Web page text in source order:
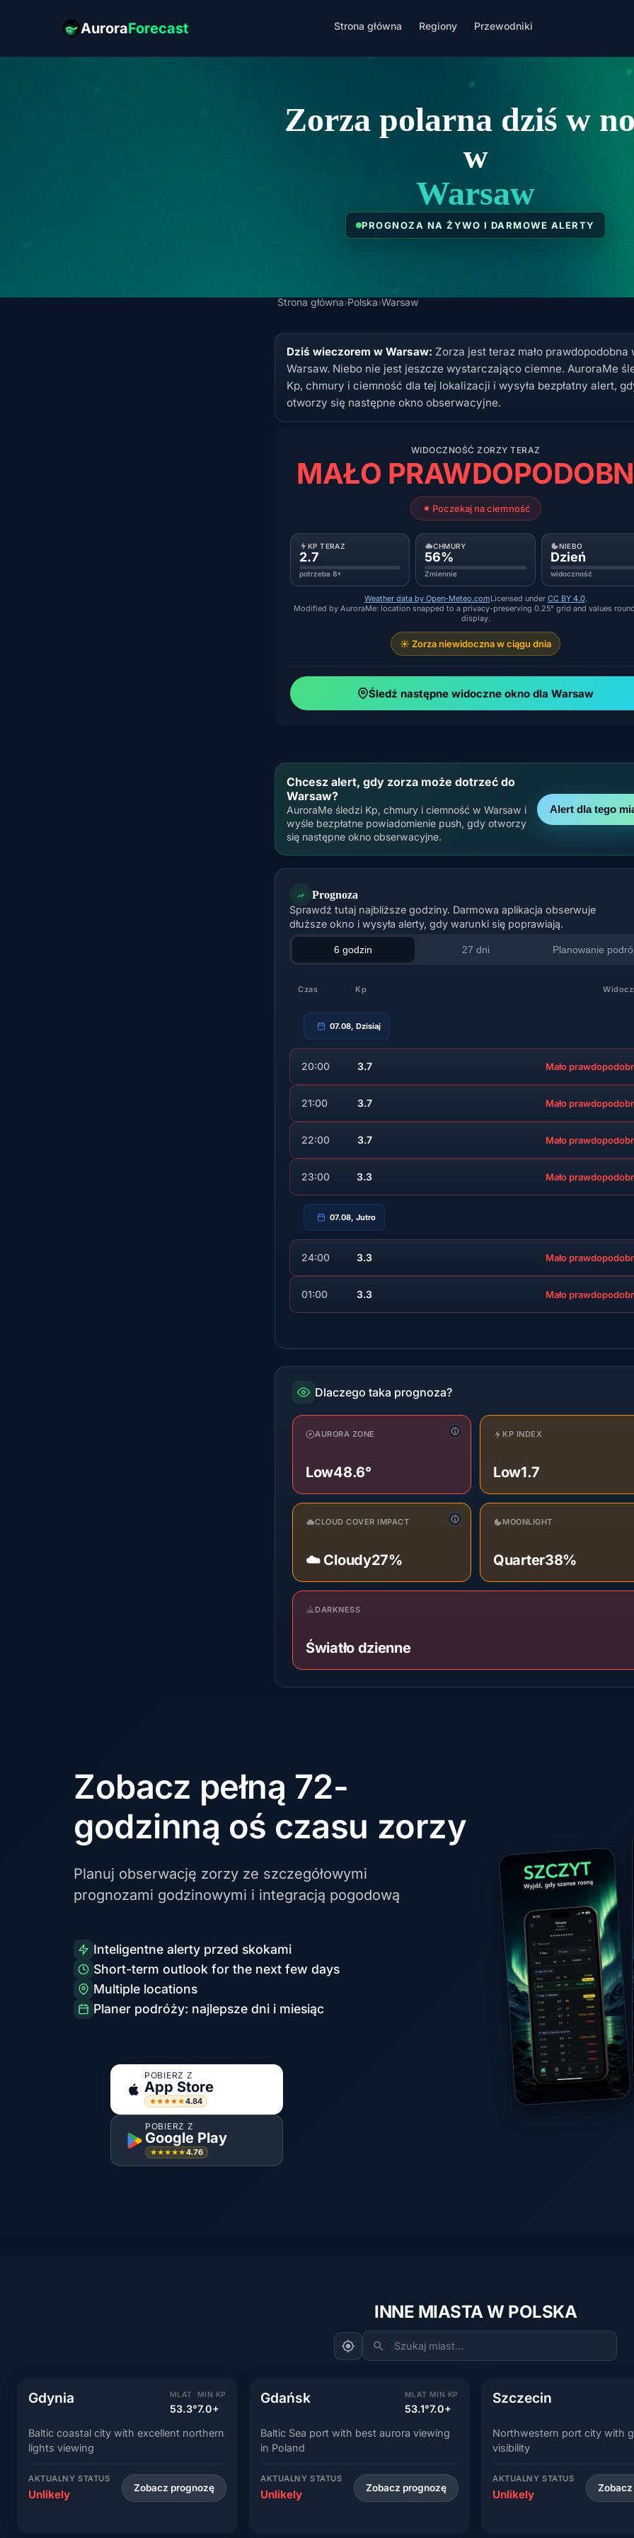
AuroraForecast Strona główna Regiony Przewodniki
Zorza polarna dziś w
w
Warsaw
PROGNOZA NA ŻYWO I DARMOWE ALERTY
Strona główna›Polska›Warsaw
Dziś wieczorem w Warsaw: Zorza jest teraz mało prawdopodobna
Warsaw. Niebo nie jest jeszcze wystarczająco ciemne. AuroraMe
Kp, chmury i ciemność dla tej lokalizacji i wysyła bezpłatny alert,
otworzy się następne okno obserwacyjne.
WIDOCZNOŚĆ ZORZY TERAZ
MAŁO
Poczekaj na ciemność
KP TERAZ
2.7
potrzeba 8+
CHMURY
56%
Zmiennie
NIEBO
Dzień
widoczność
Weather data by Open-Meteo.comLicensed under CC BY 4.0.
Modified by AuroraMe: location snapped to a privacy-preserving 0.25° grid and values
display.
☀️ Zorza niewidoczna w ciągu dnia
Śledź następne widoczne okno dla Warsaw
Chcesz alert, gdy zorza może dotrzeć do
Warsaw?
AuroraMe śledzi Kp, chmury i ciemność w Warsaw i
wyśle bezpłatne powiadomienie push, gdy otworzy
się następne okno obserwacyjne.
Alert dla tego
Prognoza
Sprawdź tutaj najbliższe godziny. Darmowa aplikacja obserwuje
dłuższe okno i wysyła alerty, gdy warunki się poprawiają.
6 godzin 27 dni Planowanie
Czas Kp
07.08, Dzisiaj
20:00 3.7 Mało
21:00 3.7 Mało
22:00 3.7 Mało
23:00 3.3 Mało
07.08, Jutro
24:00 3.3 Mało
01:00 3.3 Mało
Dlaczego taka prognoza?
AURORA ZONE
Low48.6°
KP INDEX
Low1.7
CLOUD COVER IMPACT
☁️ Cloudy27%
MOONLIGHT
Quarter38%
DARKNESS
Światło dzienne
Zobacz pełną 72-
godzinną oś czasu zorzy
Planuj obserwację zorzy ze szczegółowymi
prognozami godzinowymi i integracją pogodową
Inteligentne alerty przed skokami
Short-term outlook for the next few days
Multiple locations
Planer podróży: najlepsze dni i miesiąc
POBIERZ Z
App Store
★★★★★4.84
POBIERZ Z
Google Play
★★★★★4.76
INNE MIASTA W POLSKA
Szukaj miast...
Gdynia MLAT
53.3°
MIN KP
7.0+
Baltic coastal city with excellent northern
lights viewing
AKTUALNY STATUS
Unlikely Zobacz prognozę
Gdańsk MLAT
53.1°
MIN KP
7.0+
Baltic Sea port with best aurora viewing
in Poland
AKTUALNY STATUS
Unlikely Zobacz prognozę
Szczecin
Northwestern port city with
visibility
AKTUALNY STATUS
Unlikely